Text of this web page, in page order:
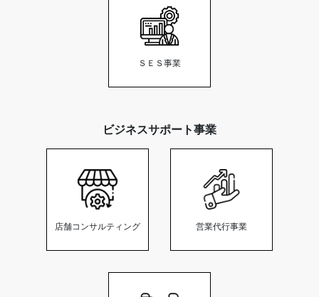
ＳＥＳ事業
ビジネスサポート事業
店舗コンサルティング 営業代行事業